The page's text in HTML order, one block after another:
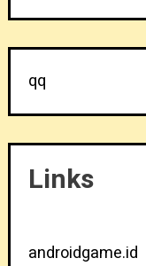
qq
Links
androidgame.id